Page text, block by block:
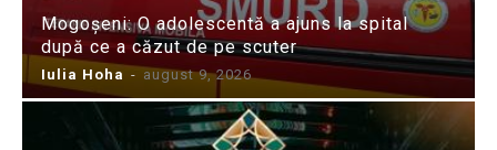
Mogoșeni: O adolescentă a ajuns la spital
după ce a căzut de pe scuter
Iulia Hoha - august 9, 2026